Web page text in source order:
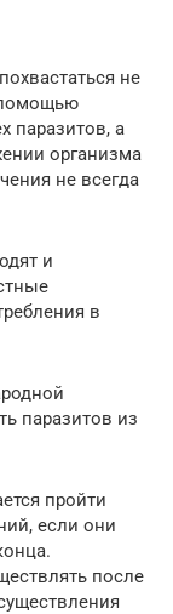
не
паразитов, а
организма
не всегда
и
в
паразитов из
пройти
если они
после